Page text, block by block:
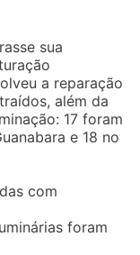
sua
a reparação
além da
17 foram
e 18 no
com
foram